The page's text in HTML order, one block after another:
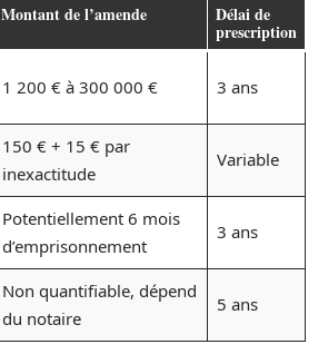
Montant de l’amende Délai de
prescription
1 200 € à 300 000 € 3 ans
150 € + 15 € par
inexactitude
Variable
Potentiellement 6 mois
d’emprisonnement
3 ans
Non quantifiable, dépend
du notaire
5 ans